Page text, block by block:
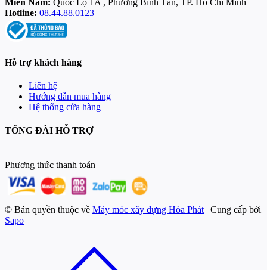
Hotline: 08.44.88.0123
Hỗ trợ khách hàng
Liên hệ
Hướng dẫn mua hàng
Hệ thống cửa hàng
TỔNG ĐÀI HỖ TRỢ
Phương thức thanh toán
© Bản quyền thuộc về Máy móc xây dựng Hòa Phát | Cung cấp bởi
Sapo